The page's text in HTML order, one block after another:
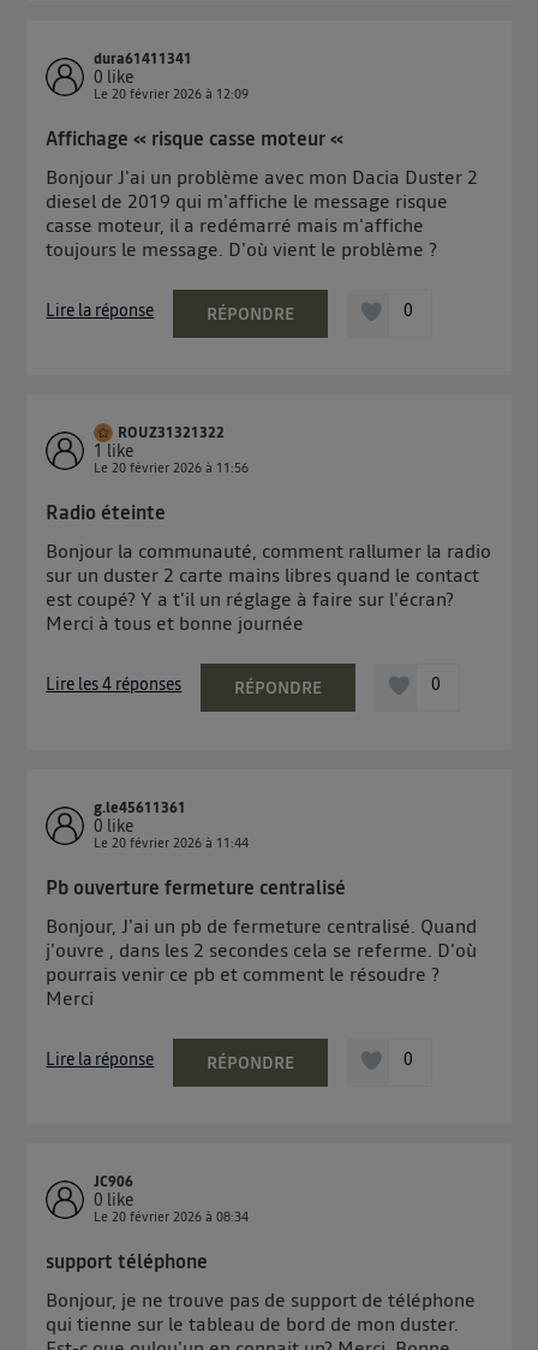
dura61411341
0 like
Le20 février 2026 à 12:09
Affichage « risque casse moteur «
Bonjour J'ai un problème avec mon Dacia Duster 2
diesel de 2019 qui m'affiche le message risque
casse moteur, il a redémarré mais m'affiche
toujours le message. D'où vient le problème ?
Lire la réponse RÉPONDRE 0
ROUZ31321322
1 like
Le20 février 2026 à 11:56
Radio éteinte
Bonjour la communauté, comment rallumer la radio
sur un duster 2 carte mains libres quand le contact
est coupé? Y a t'il un réglage à faire sur l'écran?
Merci à tous et bonne journée
Lire les 4 réponses RÉPONDRE 0
g.le45611361
0 like
Le20 février 2026 à 11:44
Pb ouverture fermeture centralisé
Bonjour, J'ai un pb de fermeture centralisé. Quand
j'ouvre , dans les 2 secondes cela se referme. D'où
pourrais venir ce pb et comment le résoudre ?
Merci
Lire la réponse RÉPONDRE 0
JC906
0 like
Le20 février 2026 à08:34
support téléphone
Bonjour, je ne trouve pas de support de téléphone
qui tienne sur le tableau de bord de mon duster.
uniquement sur la navigation de l'utilisateur du mobile.
Vous pouvez à tout moment retirer ce consentement
« gérer Utiq » en bas de ce site. Pour plus
d'informations, veuillez consulterla Politique
d'information sur les données personnelles
d'Utiq